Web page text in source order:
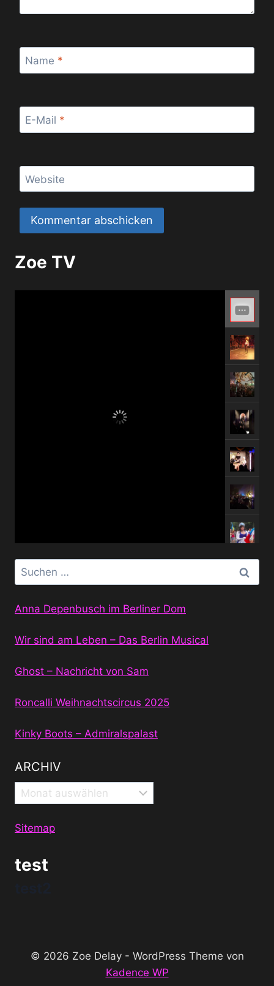
Name *
E-Mail *
Website
Zoe TV
Suchen
nach:
Anna Depenbusch im Berliner Dom
Wir sind am Leben – Das Berlin Musical
Ghost – Nachricht von Sam
Roncalli Weihnachtscircus 2025
Kinky Boots – Admiralspalast
ARCHIV
Archiv
Sitemap
test
© 2026 Zoe Delay - WordPress Theme von
Kadence WP